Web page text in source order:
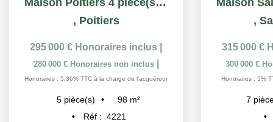
, Poitiers
295 000 € Honoraires inclus
280 000 € Honoraires non inclus
Honoraires : 5,36% TTC à la charge de l'acquéreur
5 pièce(s) 98 m²
Réf : 4221
,
315 000 €
300 000 €
Honoraires : 5%
7